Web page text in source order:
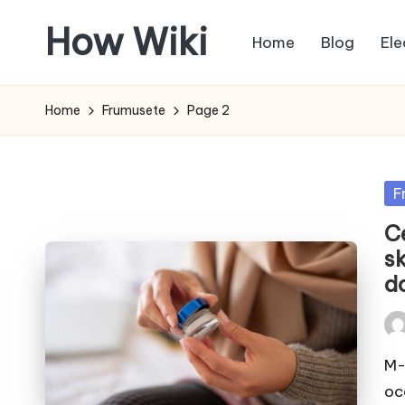
content
How Wiki
este
pentru
Home Blog
Home Frumusete Page 2
by